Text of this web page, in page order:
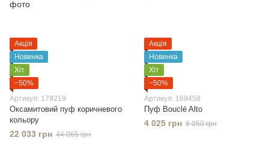
Акція
Новинка
Хіт
−50%
Артикул: 179219
Оксамитовий пуф коричневого
кольору
22 033 грн 44 065 грн
Акція
Новинка
Хіт
−50%
Артикул: 169458
Пуф Bouclé Alto
4 025 грн 8 050 грн